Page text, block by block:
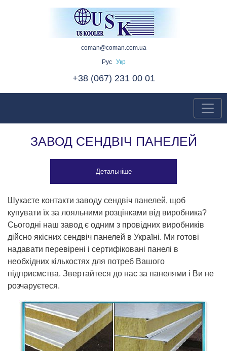
coman@coman.com.ua
Рус
Укр
+38 (067) 231 00 01
ЗАВОД СЕНДВІЧ ПАНЕЛЕЙ
Детальніше
Шукаєте контакти заводу сендвіч панелей, щоб
купувати їх за лояльними розцінками від виробника?
Сьогодні наш завод є одним з провідних виробників
дійсно якісних сендвіч панелей в Україні. Ми готові
надавати перевірені і сертифіковані панелі в
необхідних кількостях для потреб Вашого
підприємства. Звертайтеся до нас за панелями і Ви не
розчаруєтеся.